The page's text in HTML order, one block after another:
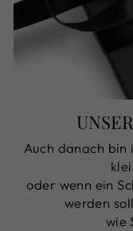
Auch danach bin
oder wenn ein
werden
wie